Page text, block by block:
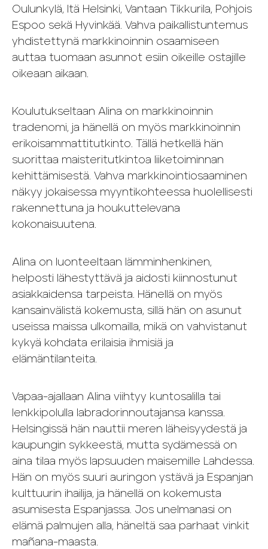
Oulunkylä, Itä Helsinki, Vantaan Tikkurila, Pohjois
Espoo sekä Hyvinkää. Vahva paikallistuntemus
yhdistettynä markkinoinnin osaamiseen
auttaa tuomaan asunnot esiin oikeille ostajille
oikeaan aikaan.
Koulutukseltaan Alina on markkinoinnin
tradenomi, ja hänellä on myös markkinoinnin
erikoisammattitutkinto. Tällä hetkellä hän
suorittaa maisteritutkintoa liiketoiminnan
kehittämisestä. Vahva markkinointiosaaminen
näkyy jokaisessa myyntikohteessa huolellisesti
rakennettuna ja houkuttelevana
kokonaisuutena.
Alina on luonteeltaan lämminhenkinen,
helposti lähestyttävä ja aidosti kiinnostunut
asiakkaidensa tarpeista. Hänellä on myös
kansainvälistä kokemusta, sillä hän on asunut
useissa maissa ulkomailla, mikä on vahvistanut
kykyä kohdata erilaisia ihmisiä ja
elämäntilanteita.
Vapaa-ajallaan Alina viihtyy kuntosalilla tai
lenkkipolulla labradorinnoutajansa kanssa.
Helsingissä hän nauttii meren läheisyydestä ja
kaupungin sykkeestä, mutta sydämessä on
aina tilaa myös lapsuuden maisemille Lahdessa.
Hän on myös suuri auringon ystävä ja Espanjan
kulttuurin ihailija, ja hänellä on kokemusta
asumisesta Espanjassa. Jos unelmanasi on
elämä palmujen alla, häneltä saa parhaat vinkit
mañana-maasta.